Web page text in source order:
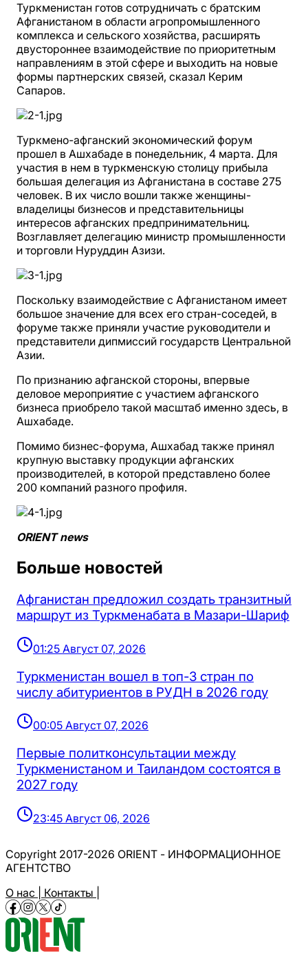
Туркменистан готов сотрудничать с братским
Афганистаном в области агропромышленного
комплекса и сельского хозяйства, расширять
двустороннее взаимодействие по приоритетным
направлениям в этой сфере и выходить на новые
формы партнерских связей, сказал Керим
Сапаров.
Туркмено-афганский экономический форум
прошел в Ашхабаде в понедельник, 4 марта. Для
участия в нем в туркменскую столицу прибыла
большая делегация из Афганистана в составе 275
человек. В их число вошли также женщины-
владелицы бизнесов и представительницы
интересов афганских предпринимательниц.
Возглавляет делегацию министр промышленности
и торговли Нуруддин Азизи.
Поскольку взаимодействие с Афганистаном имеет
большое значение для всех его стран-соседей, в
форуме также приняли участие руководители и
представители дипмиссий государств Центральной
Азии.
По признанию афганской стороны, впервые
деловое мероприятие с участием афганского
бизнеса приобрело такой масштаб именно здесь, в
Ашхабаде.
Помимо бизнес-форума, Ашхабад также принял
крупную выставку продукции афганских
производителей, в которой представлено более
200 компаний разного профиля.
ORIENT news
Больше новостей
Афганистан предложил создать транзитный
маршрут из Туркменабата в Мазари-Шариф
01:25 Август 07, 2026
Туркменистан вошел в топ-3 стран по
числу абитуриентов в РУДН в 2026 году
00:05 Август 07, 2026
Первые политконсультации между
Туркменистаном и Таиландом состоятся в
2027 году
23:45 Август 06, 2026
Copyright 2017-2026 ORIENT - ИНФОРМАЦИОННОЕ
АГЕНТСТВО
О нас | Контакты |